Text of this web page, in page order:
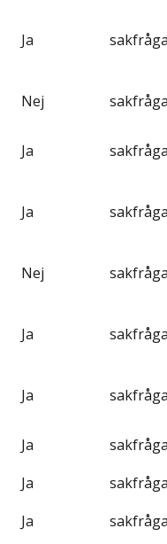
Ja
Nej
Ja
Ja
Nej
Ja
Ja
Ja
Ja
Ja